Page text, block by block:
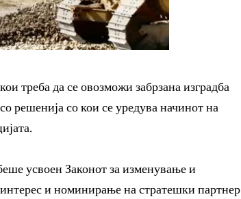
треба да се овозможи забрзана изградба
решенија со кои се уредува начинот на
усвоен Законот за изменување и
и номинирање на стратешки партнер